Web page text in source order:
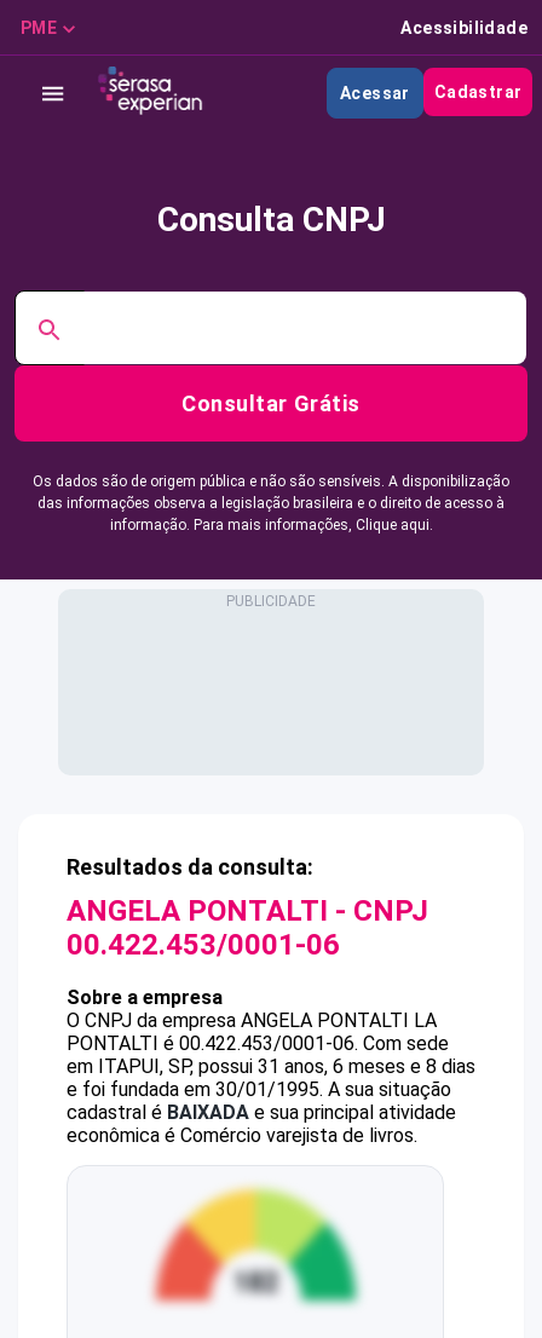
PME Acessibilidade
Acessar Cadastrar
Consulta CNPJ
Consultar Grátis
Os dados são de origem pública e não são sensíveis. A disponibilização
das informações observa a legislação brasileira e o direito de acesso à
informação. Para mais informações, Clique aqui.
Resultados da consulta:
ANGELA PONTALTI - CNPJ
00.422.453/0001-06
Sobre a empresa
O CNPJ da empresa ANGELA PONTALTI LA
PONTALTI é 00.422.453/0001-06. Com sede
em ITAPUI, SP, possui 31 anos, 6 meses e 8 dias
e foi fundada em 30/01/1995. A sua situação
cadastral é BAIXADA e sua principal atividade
econômica é Comércio varejista de livros.